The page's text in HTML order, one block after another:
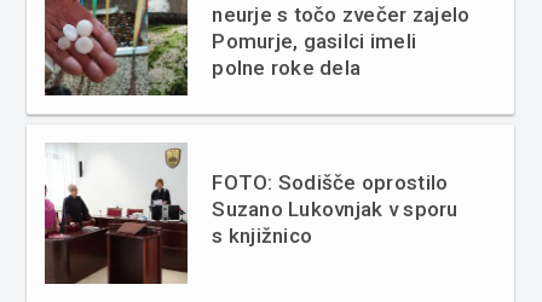
neurje s točo zvečer zajelo
Pomurje, gasilci imeli
polne roke dela
FOTO: Sodišče oprostilo
Suzano Lukovnjak v sporu
s knjižnico